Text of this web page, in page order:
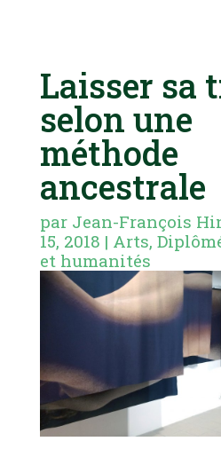
Laisser sa
selon une
méthode
ancestrale
par Jean-François
15, 2018 | Arts,
et humanités